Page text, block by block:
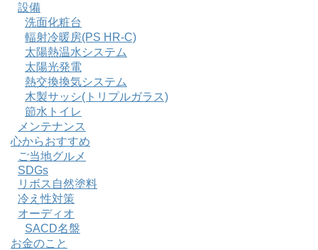
設備
洗面化粧台
輻射冷暖房(PS HR-C)
太陽熱温水システム
太陽光発電
熱交換換気システム
木製サッシ(トリプルガラス)
節水トイレ
メンテナンス
心からおすすめ
ご当地グルメ
SDGs
リボス自然塗料
冷え性対策
オーディオ
SACD名盤
お金のこと